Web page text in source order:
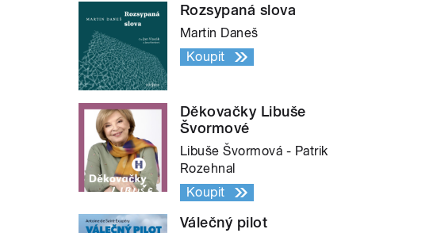
Rozsypaná slova
Martin Daneš
Koupit
Děkovačky Libuše
Švormové
Libuše Švormová - Patrik
Rozehnal
Koupit
Válečný pilot